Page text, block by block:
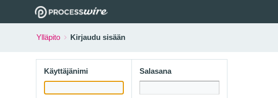
Ylläpito Kirjaudu sisään
Käyttäjänimi Salasana